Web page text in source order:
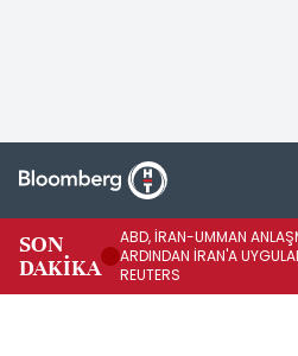
SON
DAKİKA
ABD, İRAN-UMMAN
ARDINDAN İRAN'A
REUTERS